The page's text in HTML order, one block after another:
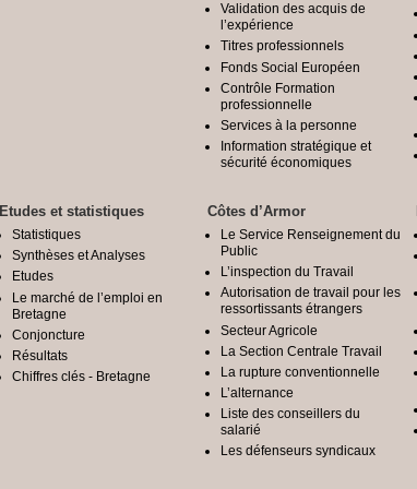
Validation des acquis de
l’expérience
Titres professionnels
Fonds Social Européen
Contrôle Formation
professionnelle
Services à la personne
Information stratégique et
sécurité économiques
Etudes et statistiques
Statistiques
Synthèses et Analyses
Etudes
Le marché de l’emploi en
Bretagne
Conjoncture
Résultats
Chiffres clés - Bretagne
Côtes d’Armor
Le Service Renseignement du
Public
L’inspection du Travail
Autorisation de travail pour les
ressortissants étrangers
Secteur Agricole
La Section Centrale Travail
La rupture conventionnelle
L’alternance
Liste des conseillers du
salarié
Les défenseurs syndicaux